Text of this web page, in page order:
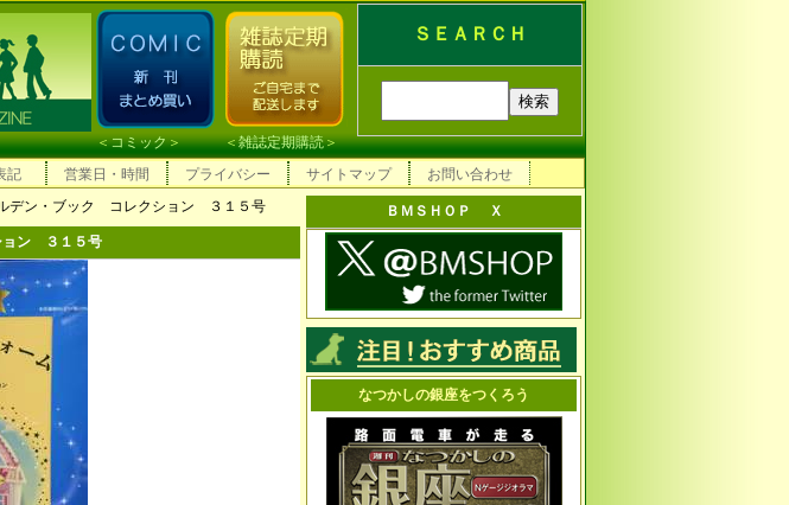
ＳＥＡＲＣＨ
＜コミック＞ ＜雑誌定期購読＞
記 営業日・時間 プライバシー サイトマップ お問い合わせ
デン・ブック コレクション ３１５号
ョン ３１５号
ＢＭＳＨＯＰ Ｘ
なつかしの銀座をつくろう